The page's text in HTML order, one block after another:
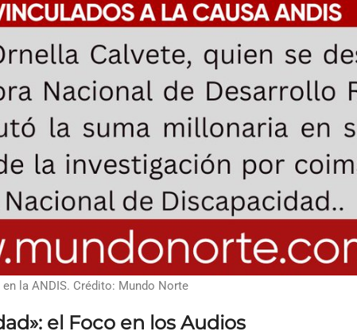
la ANDIS. Crédito: Mundo Norte
el Foco en los Audios